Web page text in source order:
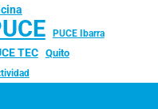
PUCE Ibarra
TEC
Quito